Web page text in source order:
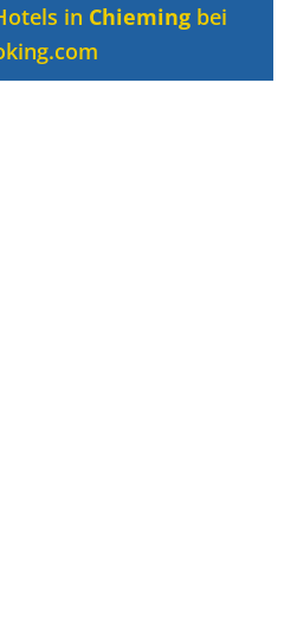
in Chieming bei